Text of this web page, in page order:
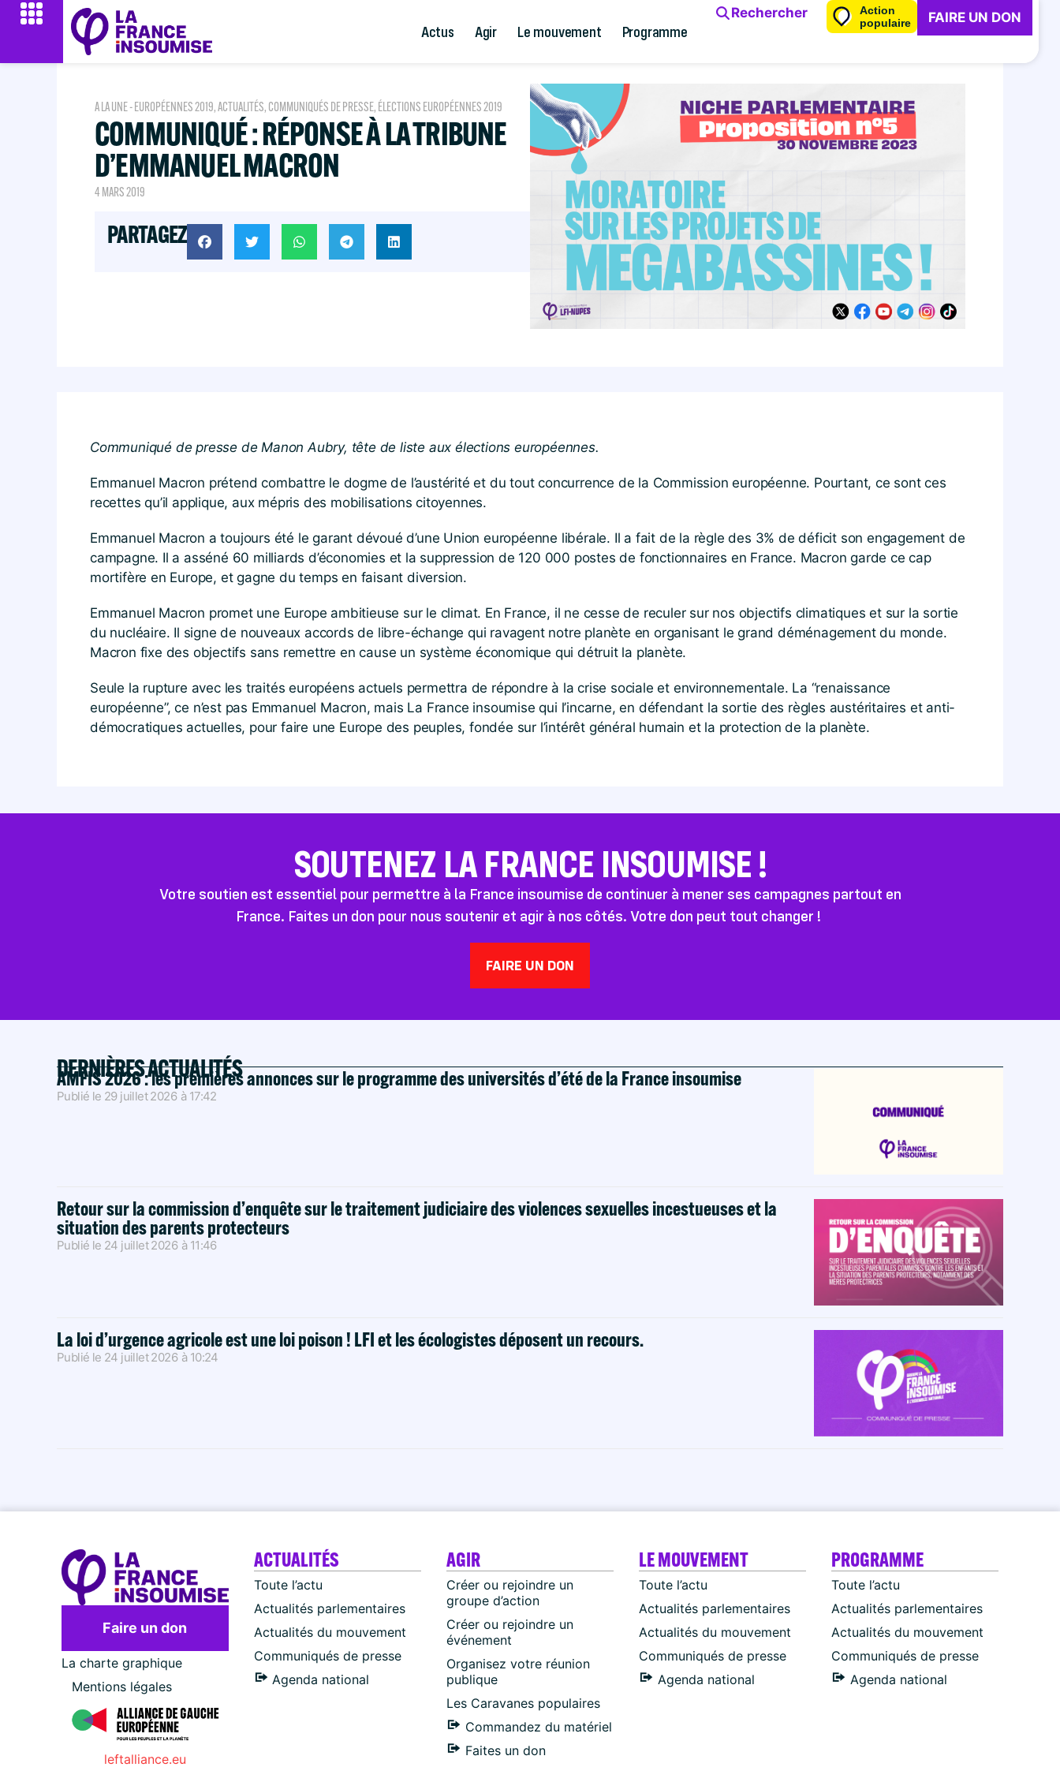
Actus Agir Le mouvement Programme
Rechercher
Action
populaire
FAIRE UN DON
A LA UNE - EUROPÉENNES 2019,ACTUALITÉS, COMMUNIQUÉS DE PRESSE, ÉLECTIONS EUROPÉENNES 2019
COMMUNIQUÉ : RÉPONSE À LA TRIBUNE
D’EMMANUEL MACRON
4 MARS 2019
PARTAGEZ
Communiqué de presse de Manon Aubry, tête de liste aux élections européennes.
Emmanuel Macron prétend combattre le dogme de l’austérité et du tout concurrence de la Commission européenne. Pourtant, ce sont ces
recettes qu’il applique, aux mépris des mobilisations citoyennes.
Emmanuel Macron a toujours été le garant dévoué d’une Union européenne libérale. Il a fait de la règle des 3% de déficit son engagement de
campagne. Il a asséné 60 milliards d’économies et la suppression de 120 000 postes de fonctionnaires en France. Macron garde ce cap
mortifère en Europe, et gagne du temps en faisant diversion.
Emmanuel Macron promet une Europe ambitieuse sur le climat. En France, il ne cesse de reculer sur nos objectifs climatiques et sur la sortie
du nucléaire. Il signe de nouveaux accords de libre-échange qui ravagent notre planète en organisant le grand déménagement du monde.
Macron fixe des objectifs sans remettre en cause un système économique qui détruit la planète.
Seule la rupture avec les traités européens actuels permettra de répondre à la crise sociale et environnementale. La “renaissance
européenne”, ce n’est pas Emmanuel Macron, mais La France insoumise qui l’incarne, en défendant la sortie des règles austéritaires et anti-
démocratiques actuelles, pour faire une Europe des peuples, fondée sur l’intérêt général humain et la protection de la planète.
SOUTENEZ LA FRANCE INSOUMISE !
Votre soutien est essentiel pour permettre à la France insoumise de continuer à mener ses campagnes partout en
France. Faites un don pour nous soutenir et agir à nos côtés. Votre don peut tout changer !
FAIRE UN DON
DERNIÈRES ACTUALITÉS
AMFIS 2026 : les premières annonces sur le programme des universités d’été de la France insoumise
Publié le 29 juillet 2026 à 17:42
Retour sur la commission d’enquête sur le traitement judiciaire des violences sexuelles incestueuses et la
situation des parents protecteurs
Publié le 24 juillet 2026 à 11:46
La loi d’urgence agricole est une loi poison ! LFI et les écologistes déposent un recours.
Publié le 24 juillet 2026 à 10:24
Faire un don
La charte graphique
Mentions légales
leftalliance.eu
ACTUALITÉS
Toute l’actu
Actualités parlementaires
Actualités du mouvement
Communiqués de presse
Agenda national
AGIR
Créer ou rejoindre un
groupe d’action
Créer ou rejoindre un
événement
Organisez votre réunion
publique
Les Caravanes populaires
Commandez du matériel
Faites un don
LE MOUVEMENT
Toute l’actu
Actualités parlementaires
Actualités du mouvement
Communiqués de presse
Agenda national
PROGRAMME
Toute l’actu
Actualités parlementaires
Actualités du mouvement
Communiqués de presse
Agenda national